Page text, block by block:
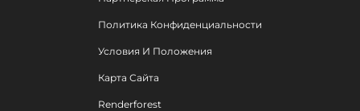
Политика Конфиденциальности
Условия И Положения
Карта Сайта
Renderforest